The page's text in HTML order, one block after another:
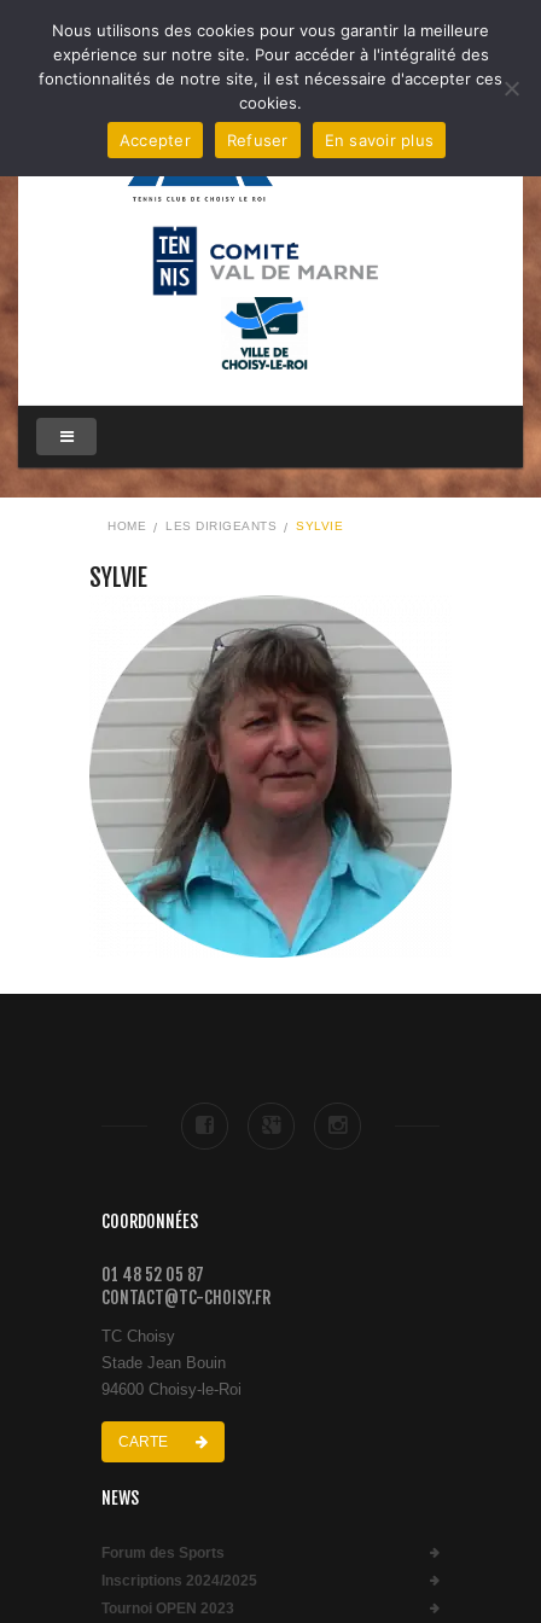
HOME LES DIRIGEANTS SYLVIE
SYLVIE
COORDONNÉES
01 48 52 05 87
CONTACT@TC-CHOISY.FR
TC Choisy
Stade Jean Bouin
94600 Choisy-le-Roi
CARTE
NEWS
Forum des Sports
Inscriptions 2024/2025
Tournoi OPEN 2023
Nous utilisons des cookies pour vous garantir la meilleure
expérience sur notre site. Pour accéder à l'intégralité des
fonctionnalités de notre site, il est nécessaire d'accepter ces
cookies.
Accepter
Refuser En savoir plus